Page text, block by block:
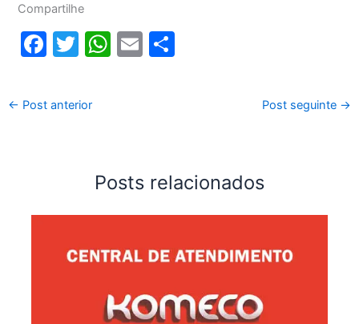
Compartilhe
F
c
e
k
T
itt
er
W
p
p
E
← Post anterior Post seguinte →
Posts relacionados